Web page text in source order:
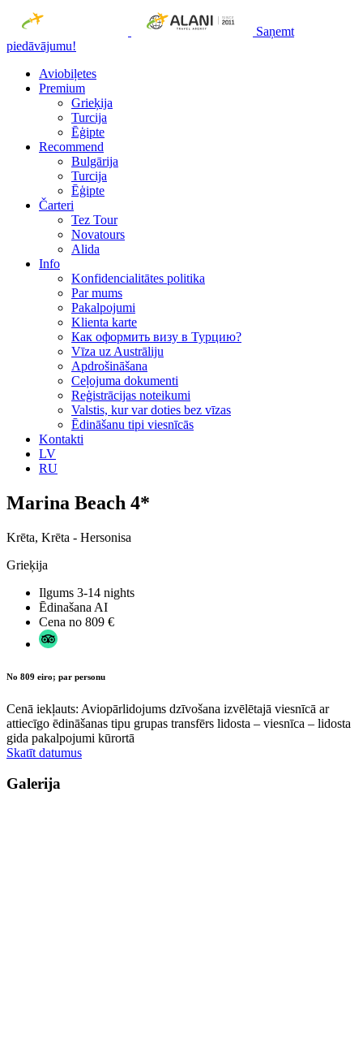
Saņemt
piedāvājumu!
Aviobiļetes
Premium
Grieķija
Turcija
Ēģipte
Recommend
Bulgārija
Turcija
Ēģipte
Čarteri
Tez Tour
Novatours
Alida
Info
Konfidencialitātes politika
Par mums
Рakalpojumi
Klienta karte
Как оформить визу в Турцию?
Vīza uz Austrāliju
Apdrošināšana
Ceļojuma dokumenti
Reģistrācijas noteikumi
Valstis, kur var doties bez vīzas
Ēdināšanu tipi viesnīcās
Kontakti
LV
RU
Marina Beach 4*
Krēta, Krēta - Hersonisa
Grieķija
Ilgums 3-14 nights
Ēdinašana AI
Cena no 809 €
No 809 eiro; par personu
Cenā iekļauts: Aviopārlidojums dzīvošana izvēlētajā viesnīcā ar
attiecīgo ēdināšanas tipu grupas transfērs lidosta – viesnīca – lidosta
gida pakalpojumi kūrortā
Skatīt datumus
Galerija